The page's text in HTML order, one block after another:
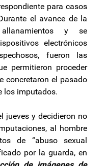
para casos
el avance de la
y se
electrónicos
fueron las
permitieron proceder
concretaron el pasado
los imputados.
jueves y decidieron no
al hombre
de “abuso sexual
por la guarda, en